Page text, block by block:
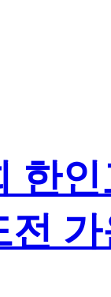
한
전